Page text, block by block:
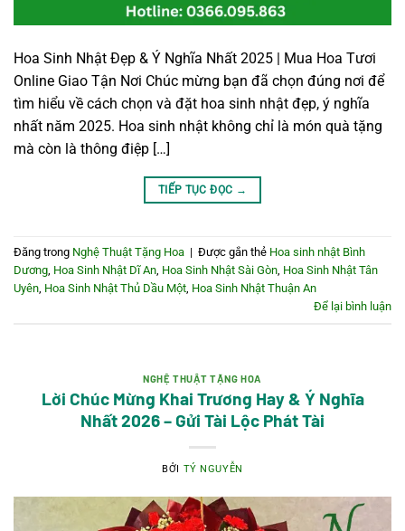
Hoa Sinh Nhật Đẹp & Ý Nghĩa Nhất 2025 | Mua Hoa Tươi
Online Giao Tận Nơi Chúc mừng bạn đã chọn đúng nơi để
tìm hiểu về cách chọn và đặt hoa sinh nhật đẹp, ý nghĩa
nhất năm 2025. Hoa sinh nhật không chỉ là món quà tặng
mà còn là thông điệp […]
TIẾP TỤC ĐỌC →
Đăng trong Nghệ Thuật Tặng Hoa | Được gắn thẻ Hoa sinh nhật Bình
Dương Hoa Sinh Nhật Dĩ An Hoa Sinh Nhật Sài Gòn Hoa Sinh Nhật Tân
Uyên Hoa Sinh Nhật Thủ Dầu Một Hoa Sinh Nhật Thuận An
Để lại bình luận
NGHỆ THUẬT TẶNG HOA
Lời Chúc Mừng Khai Trương Hay & Ý Nghĩa
Nhất 2026 – Gửi Tài Lộc Phát Tài
BỞI TÝ NGUYỄN